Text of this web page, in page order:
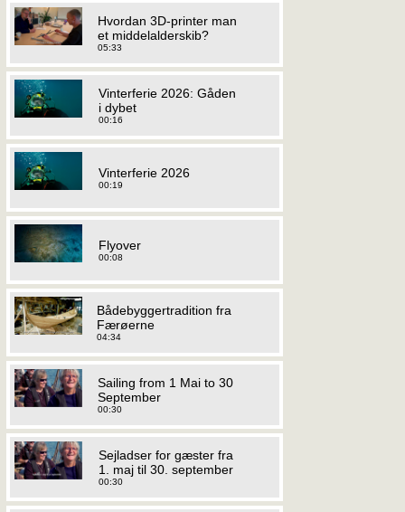
Hvordan 3D-printer man
et middelalderskib?
05:33
Vinterferie 2026: Gåden
i dybet
00:16
Vinterferie 2026
00:19
Flyover
00:08
Bådebyggertradition fra
Færøerne
04:34
Sailing from 1 Mai to 30
September
00:30
Sejladser for gæster fra
1. maj til 30. september
00:30